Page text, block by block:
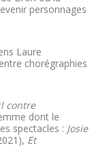
personnages
Laure
chorégraphies
contre
dont le
spectacles : Josie
Et